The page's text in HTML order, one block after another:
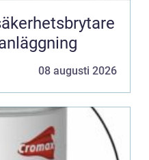
08 augusti 2026